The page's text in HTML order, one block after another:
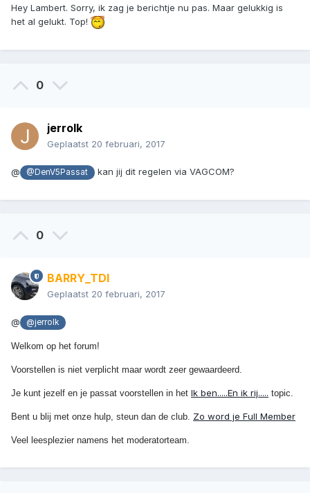
Hey Lambert. Sorry, ik zag je berichtje nu pas. Maar gelukkig is
het al gelukt. Top!
0
jerrolk
Geplaatst 20 februari, 2017
@ @DenV5Passat kan jij dit regelen via VAGCOM?
0
BARRY_TDI
Geplaatst 20 februari, 2017
@ @jerrolk
Welkom op het forum!
Voorstellen is niet verplicht maar wordt zeer gewaardeerd.
Je kunt jezelf en je passat voorstellen in het Ik ben.....En ik rij..... topic.
Bent u blij met onze hulp, steun dan de club. Zo word je Full Member
Veel leesplezier namens het moderatorteam.